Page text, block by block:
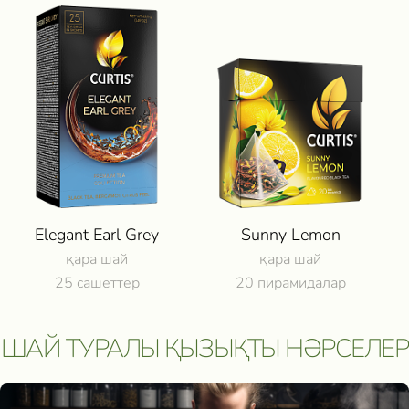
САТЫП АЛУ ОНЛАЙН⁠ -
Elegant Earl Grey
қара шай
25 сашеттер
Sunny Lemon
қара шай
20 пирамидалар
ШАЙ ТУРАЛЫ ҚЫЗЫҚТЫ НӘРСЕЛЕР
Дербес деректердіөңдеуге келісім
КЕРІ БАЙЛАНЫС